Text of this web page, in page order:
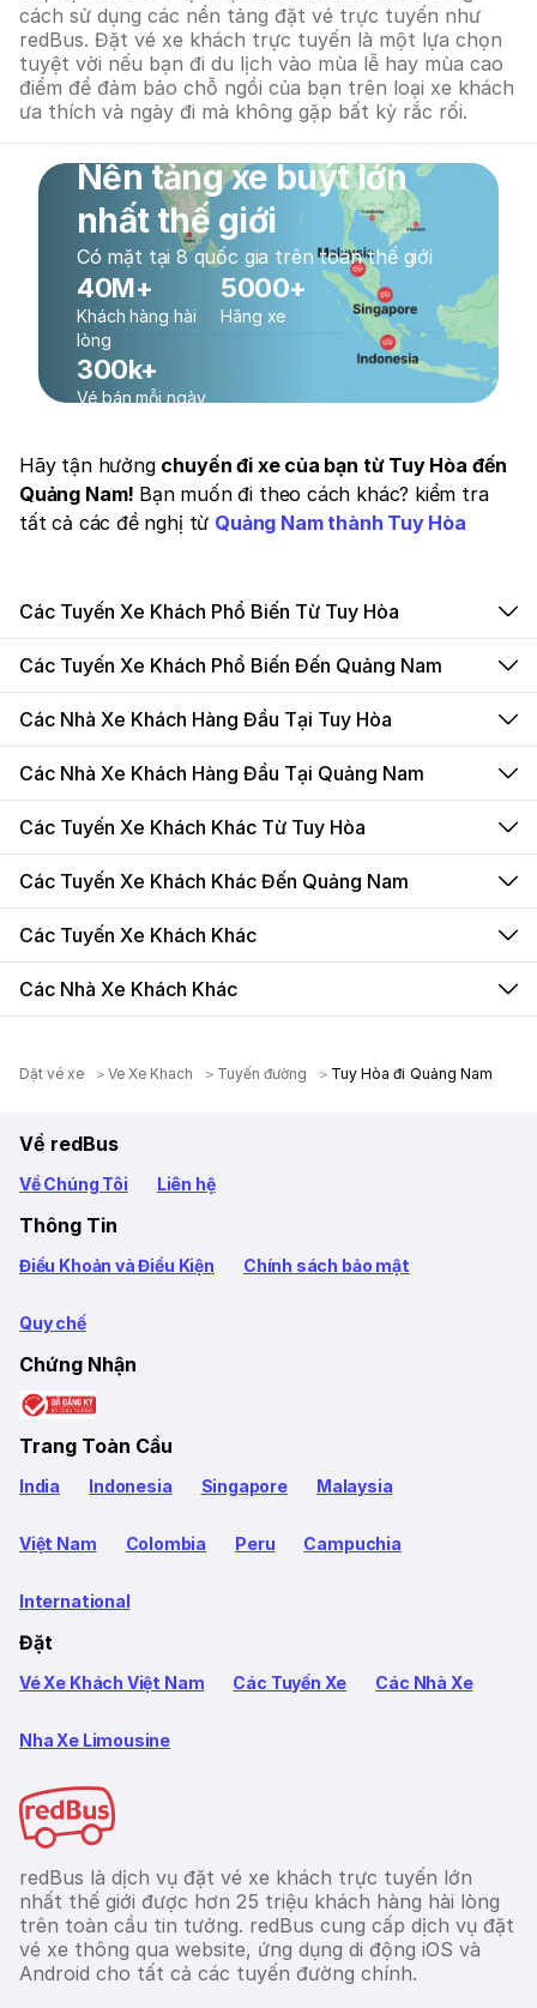
cách sử dụng các nền tảng đặt vé trực tuyến như
redBus. Đặt vé xe khách trực tuyến là một lựa chọn
tuyệt vời nếu bạn đi du lịch vào mùa lễ hay mùa cao
điểm để đảm bảo chỗ ngồi của bạn trên loại xe khách
ưa thích và ngày đi mà không gặp bất kỳ rắc rối.
Nền tảng xe buýt lớn
nhất thế giới
Có mặt tại 8 quốc gia trên toàn thế giới
40M+
Khách hàng hài
lòng
5000+
Hãng xe
300k+
Vé bán mỗi ngày
Hãy tận hưởng chuyến đi xe của bạn từ Tuy Hòa đến
Quảng Nam! Bạn muốn đi theo cách khác? kiểm tra
tất cả các đề nghị từ Quảng Nam thành Tuy Hòa
Các Tuyến Xe Khách Phổ Biến Từ Tuy Hòa
Các Tuyến Xe Khách Phổ Biến Đến Quảng Nam
Các Nhà Xe Khách Hàng Đầu Tại Tuy Hòa
Các Nhà Xe Khách Hàng Đầu Tại Quảng Nam
Các Tuyến Xe Khách Khác Từ Tuy Hòa
Các Tuyến Xe Khách Khác Đến Quảng Nam
Các Tuyến Xe Khách Khác
Các Nhà Xe Khách Khác
Dặt vé xe Ve Xe Khach Tuyến đường Tuy Hòa đi Quảng Nam
Về redBus
Về Chúng Tôi Liên hệ
Thông Tin
Điều Khoản và Điều Kiện Chính sách bảo mật
Quy chế
Chứng Nhận
Trang Toàn Cầu
India Indonesia Singapore Malaysia
Việt Nam Colombia Peru Campuchia
International
Đặt
Vé Xe Khách Việt Nam Các Tuyến Xe Các Nhà Xe
Nha Xe Limousine
redBus là dịch vụ đặt vé xe khách trực tuyến lớn
nhất thế giới được hơn 25 triệu khách hàng hài lòng
trên toàn cầu tin tưởng. redBus cung cấp dịch vụ đặt
vé xe thông qua website, ứng dụng di động iOS và
Android cho tất cả các tuyến đường chính.